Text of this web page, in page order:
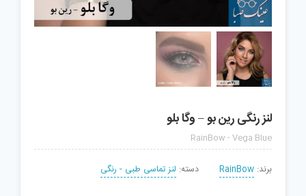
لنز رنگی رین بو – وگا بلو
RainBow - Vega Blue
برند: RainBow دسته: لنز تماسی طبی - رنگی